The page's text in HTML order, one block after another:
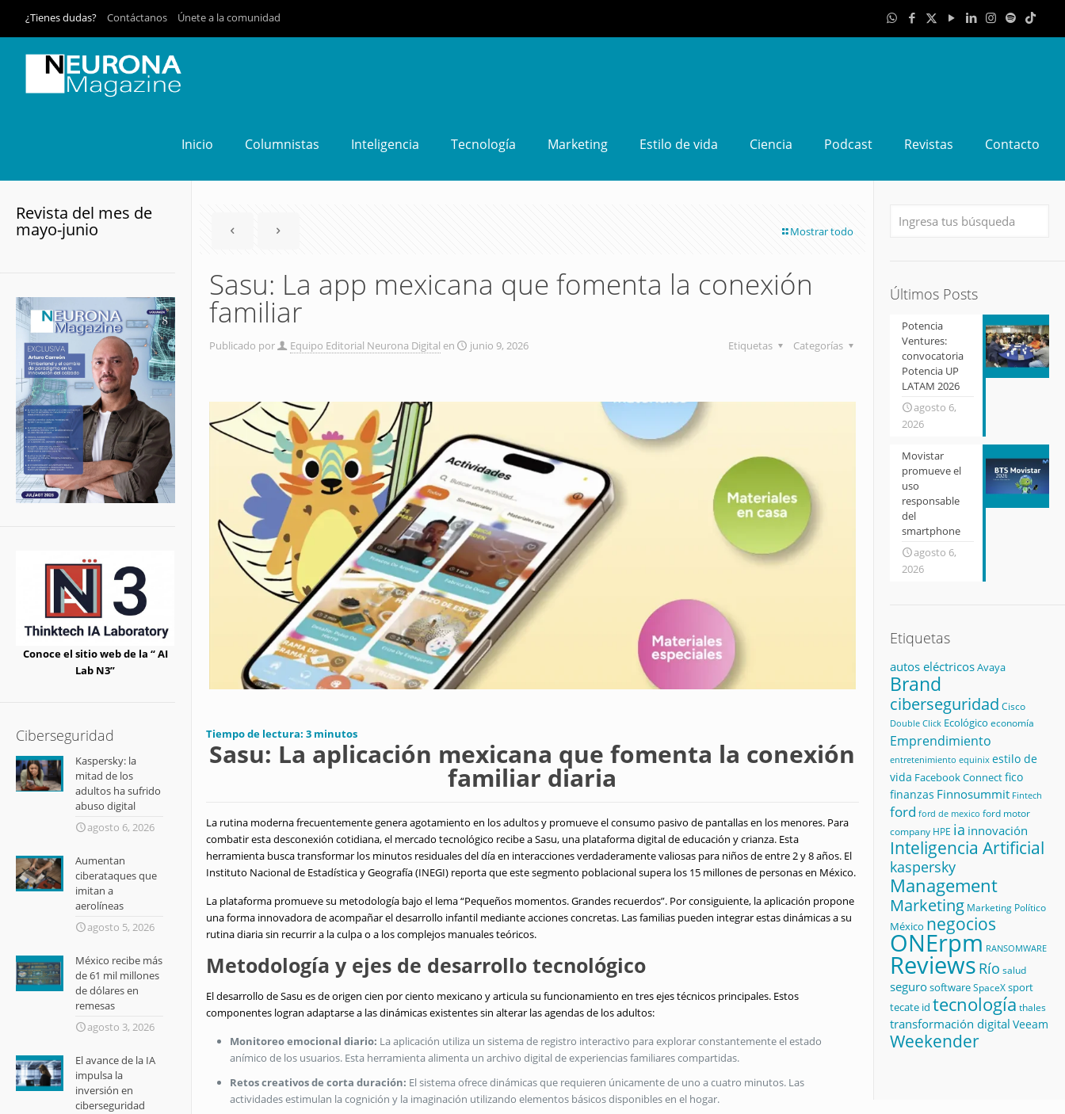
¿Tienes dudas? Contáctanos Únete a la comunidad
Inicio Columnistas Inteligencia Tecnología Marketing Estilo de vida Ciencia Podcast Revistas Contacto
Mostrar todo
Sasu: La app mexicana que fomenta la conexión
familiar
Publicado por Equipo Editorial Neurona Digital en junio 9, 2026 Categorías
Etiquetas
Tiempo de lectura:3 minutos
Sasu: La aplicación mexicana que fomenta la conexión
familiar diaria
La rutina moderna frecuentemente genera agotamiento en los adultos y promueve el consumo pasivo de pantallas en los menores. Para
combatir esta desconexión cotidiana, el mercado tecnológico recibe a Sasu, una plataforma digital de educación y crianza. Esta
herramienta busca transformar los minutos residuales del día en interacciones verdaderamente valiosas para niños de entre 2 y 8 años. El
Instituto Nacional de Estadística y Geografía (INEGI) reporta que este segmento poblacional supera los 15 millones de personas en México.
La plataforma promueve su metodología bajo el lema “Pequeños momentos. Grandes recuerdos”. Por consiguiente, la aplicación propone
una forma innovadora de acompañar el desarrollo infantil mediante acciones concretas. Las familias pueden integrar estas dinámicas a su
rutina diaria sin recurrir a la culpa o a los complejos manuales teóricos.
Metodología y ejes de desarrollo tecnológico
El desarrollo de Sasu es de origen cien por ciento mexicano y articula su funcionamiento en tres ejes técnicos principales. Estos
componentes logran adaptarse a las dinámicas existentes sin alterar las agendas de los adultos:
Monitoreo emocional diario: La aplicación utiliza un sistema de registro interactivo para explorar constantemente el estado
anímico de los usuarios. Esta herramienta alimenta un archivo digital de experiencias familiares compartidas.
Retos creativos de corta duración: El sistema ofrece dinámicas que requieren únicamente de uno a cuatro minutos. Las
actividades estimulan la cognición y la imaginación utilizando elementos básicos disponibles en el hogar.
Revista del mes de
mayo-junio
Conoce el sitio web de la “ AI
Lab N3”
Ciberseguridad
Kaspersky: la
mitad de los
adultos ha sufrido
abuso digital
agosto 6, 2026
Aumentan
ciberataques que
imitan a
aerolíneas
agosto 5, 2026
México recibe más
de 61 mil millones
de dólares en
remesas
agosto 3, 2026
El avance de la IA
impulsa la
inversión en
ciberseguridad
Últimos Posts
Potencia
Ventures:
convocatoria
Potencia UP
LATAM 2026
agosto 6,
2026
Movistar
promueve el
uso
responsable
del
smartphone
agosto 6,
2026
Etiquetas
autos eléctricosAvaya
Brand
ciberseguridad Cisco
Double Click Ecológico economía
Emprendimiento
entretenimiento equinix estilo de
vida Facebook Connectfico
finanzas Finnosummit Fintech
ford ford de mexico ford motor
company HPE ia innovación
Inteligencia Artificial
kaspersky
Management
Marketing Marketing Político
México negocios
ONErpm RANSOMWARE
Reviews Río salud
segurosoftwareSpaceXsport
tecate id tecnología thales
transformación digital Veeam
Weekender